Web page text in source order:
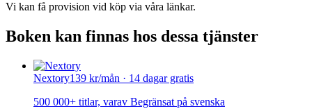
Vi kan få provision vid köp via våra länkar.
Boken kan finnas hos dessa tjänster
Nextory139 kr/mån · 14 dagar gratis
500 000+ titlar, varav Begränsat på svenska